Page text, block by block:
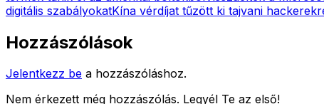
digitális szabályokatKína vérdíjat tűzött ki tajvani
Hozzászólások
Jelentkezz be a hozzászóláshoz.
Nem érkezett még hozzászólás. Legyél Te az első!